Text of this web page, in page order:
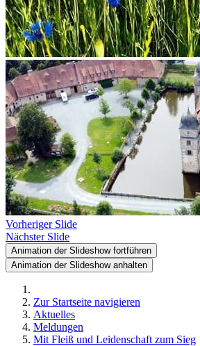
Vorheriger Slide
Nächster Slide
Animation der Slideshow fortführen
Animation der Slideshow anhalten
Zur Startseite navigieren
Aktuelles
Meldungen
Mit Fleiß und Leidenschaft zum Sieg